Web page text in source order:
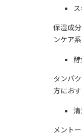
保湿成
ンケア
タンパ
方におす
メント